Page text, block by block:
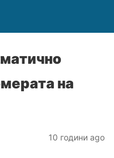
на
10 години ago